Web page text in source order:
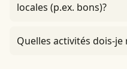
locales (p.ex. bons)?
Quelles activités dois-